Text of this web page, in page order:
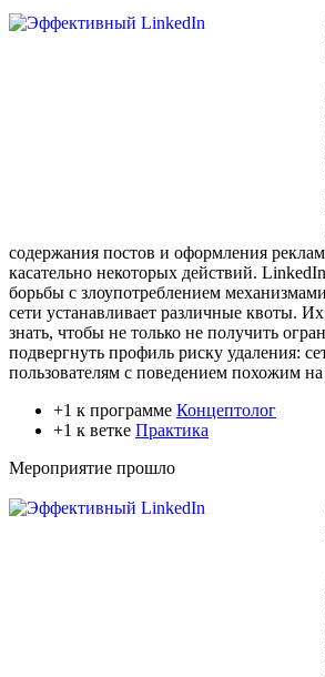
содержания постов и оформления
касательно некоторых действий.
борьбы с злоупотреблением
сети устанавливает различные квоты.
знать, чтобы не только не получить
подвергнуть профиль риску удаления:
пользователям с поведением похожим на
+1 к программе Концептолог
+1 к ветке Практика
Мероприятие прошло